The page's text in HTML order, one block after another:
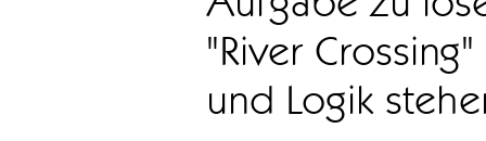
"River
und Logik